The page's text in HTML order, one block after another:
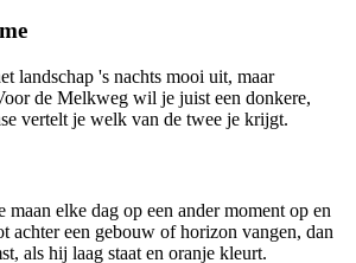
landschap 's nachts mooi uit, maar
de Melkweg wil je juist een donkere,
vertelt je welk van de twee je krijgt.
maan elke dag op een ander moment op en
achter een gebouw of horizon vangen, dan
als hij laag staat en oranje kleurt.